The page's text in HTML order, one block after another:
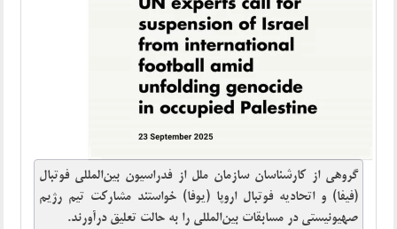
گروهی از کارشناسان سازمان ملل از فدراسیون بین‌المللی فوتبال
(فیفا) و اتحادیه فوتبال اروپا (یوفا) خواستند مشارکت تیم رژیم
صهیونیستی در مسابقات بین‌المللی را به حالت تعلیق درآورند.